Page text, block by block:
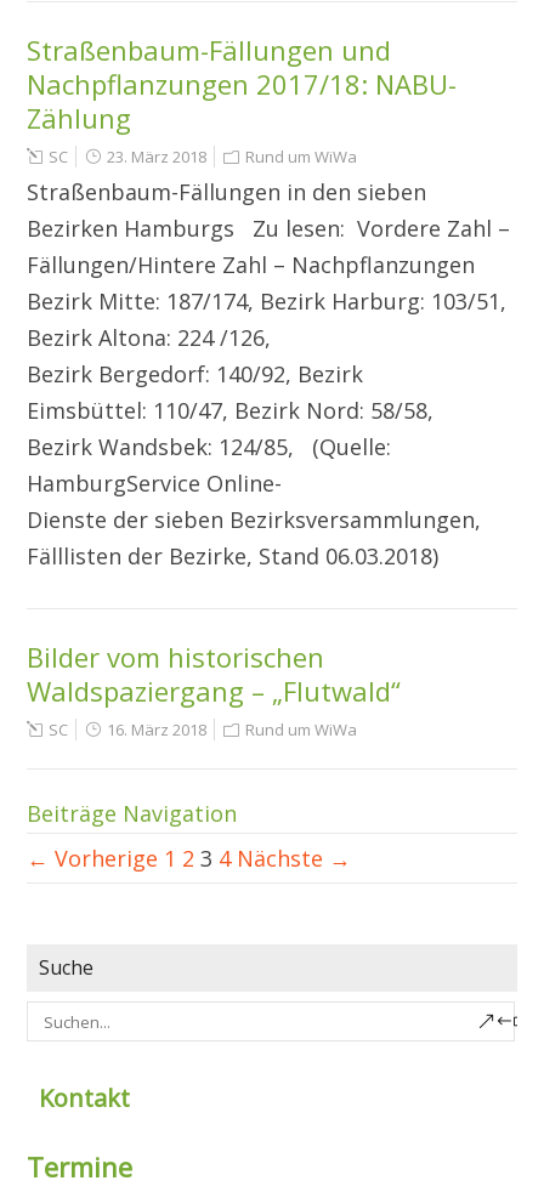
Straßenbaum-Fällungen und
Nachpflanzungen 2017/18: NABU-
Zählung
SC 23. März 2018 Rund um WiWa
Straßenbaum-Fällungen in den sieben
Bezirken Hamburgs Zu lesen: Vordere Zahl –
Fällungen/Hintere Zahl – Nachpflanzungen
Bezirk Mitte: 187/174, Bezirk Harburg: 103/51,
Bezirk Altona: 224 /126,
Bezirk Bergedorf: 140/92, Bezirk
Eimsbüttel: 110/47, Bezirk Nord: 58/58,
Bezirk Wandsbek: 124/85, (Quelle:
HamburgService Online-
Dienste der sieben Bezirksversammlungen,
Fälllisten der Bezirke, Stand 06.03.2018)
Bilder vom historischen
Waldspaziergang – „Flutwald“
SC 16. März 2018 Rund um WiWa
Beiträge Navigation
← Vorherige 1 2 3 4 Nächste →
Suche
Kontakt
Termine